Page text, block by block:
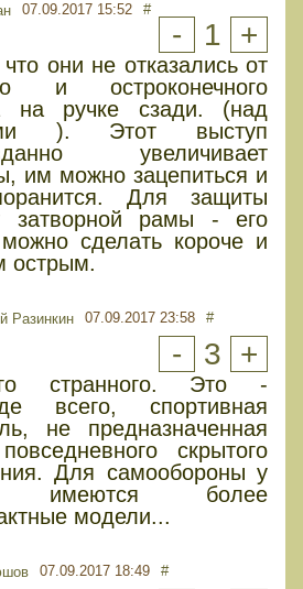
07.09.2017 15:52 #
- 1 +
они не отказались от
и остроконечного
на ручке сзади. (над
). Этот выступ
увеличивает
им можно зацепиться и
Для защиты
затворной рамы - его
сделать короче и
острым.
Разинкин 07.09.2017 23:58 #
- 3 +
странного. Это -
всего, спортивная
не предназначенная
скрытого
Для самообороны у
имеются более
модели...
07.09.2017 18:49 #